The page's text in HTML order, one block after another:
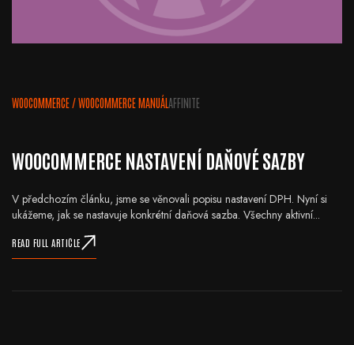
WOOCOMMERCE /WOOCOMMERCE MANUÁLAFFINITE
WOOCOMMERCE NASTAVENÍ DAŇOVÉ SAZBY
V předchozím článku, jsme se věnovali popisu nastavení DPH. Nyní si
ukážeme, jak se nastavuje konkrétní daňová sazba. Všechny aktivní...
READ FULL ARTICLE